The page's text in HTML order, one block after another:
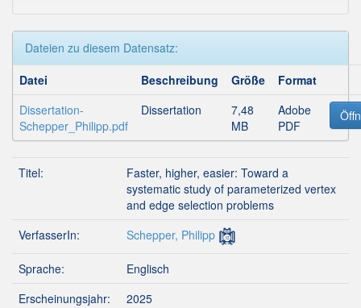
Dateien zu diesem Datensatz:
Datei
Beschreibung Größe
Format
Dissertation-
Schepper_Philipp.pdf
Dissertation
7,48
MB
Adobe
PDF
Titel:
Faster, higher, easier: Toward a
systematic study of parameterized vertex
and edge selection problems
VerfasserIn:
Schepper, Philipp
Sprache:
Englisch
Erscheinungsjahr:
2025